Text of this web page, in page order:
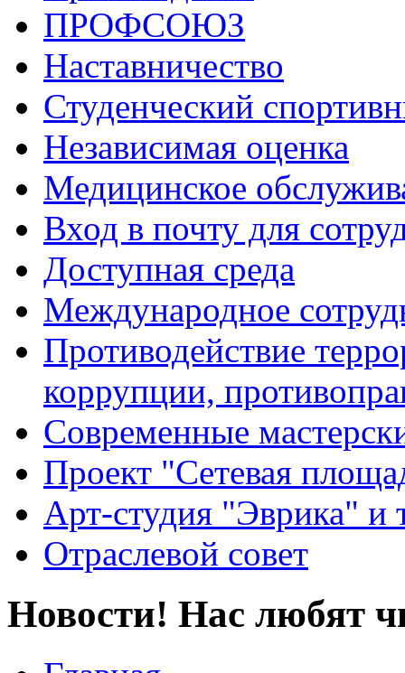
ПРОФСОЮЗ
Наставничество
Студенческий
Независимая оценка
Медицинское
Вход в почту для
Доступная среда
Международное
Противодействие
коррупции,
Современные
Проект "Сетевая
Арт-студия "Эврика" и
Отраслевой совет
Новости! Нас любят